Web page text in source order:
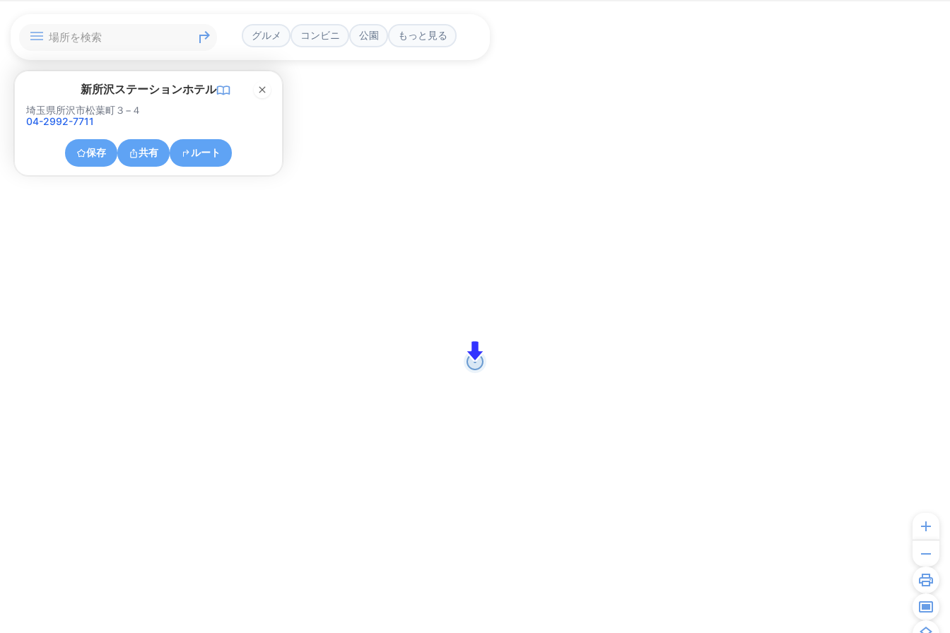
グルメ コンビニ 公園 もっと見る
新所沢ステーションホテル
埼玉県所沢市松葉町３−４
04-2992-7711
保存 共有 ルート